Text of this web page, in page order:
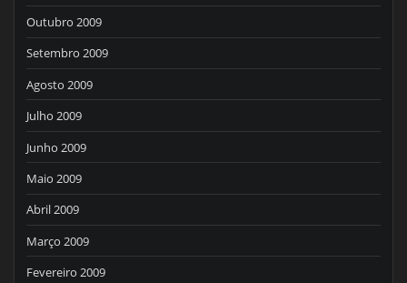
Outubro 2009
Setembro 2009
Agosto 2009
Julho 2009
Junho 2009
Maio 2009
Abril 2009
Março 2009
Fevereiro 2009